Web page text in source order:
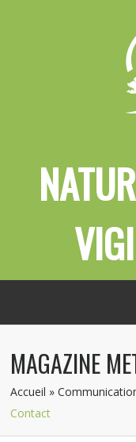
MAGAZINE
Accueil »
Contact